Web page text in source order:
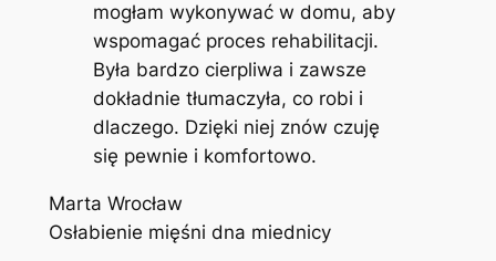
mogłam wykonywać w domu, aby
wspomagać proces rehabilitacji.
Była bardzo cierpliwa i zawsze
dokładnie tłumaczyła, co robi i
dlaczego. Dzięki niej znów czuję
się pewnie i komfortowo.
Marta Wrocław
Osłabienie mięśni dna miednicy